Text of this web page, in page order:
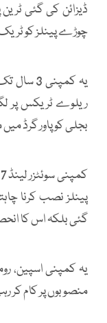
ڈیزائن کی گئی
چوڑے پینلز کو
یہ
ریلوے ٹریکس پر
بجلی کو پاور گرڈ
پینلز نصب کرنا
گئی بلکہ اس کا
یہ کمپنی اسپین،
منصوبوں پر کام کر